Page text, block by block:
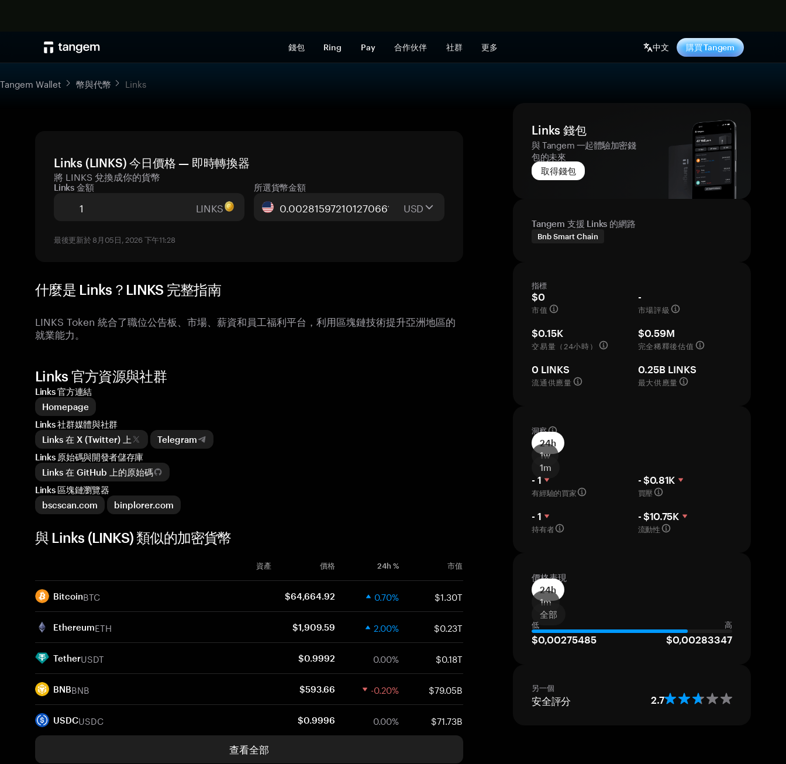
錢包 Ring Pay 合作伙伴 社群 更多 中文 購買 Tangem
Tangem Wallet 幣與代幣 Links
Links (LINKS) 今日價格 — 即時轉換器
將 LINKS 兌換成你的貨幣
Links 金額
LINKS
所選貨幣金額
USD
最後更新於 8月05日, 2026 下午11:28
什麼是 Links？LINKS 完整指南
LINKS Token 統合了職位公告板、市場、薪資和員工福利平台，利用區塊鏈技術提升亞洲地區的
就業能力。
Links 錢包
與 Tangem 一起體驗加密錢
包的未來
取得錢包
Tangem 支援 Links 的網路
Bnb Smart Chain
指標
$0
市值
-
市場評級
$0.15K
交易量（24小時）
$0.59M
完全稀釋後估值
0 LINKS
流通供應量
0.25B LINKS
最大供應量
洞察
24h
1w
1m
- 1
有經驗的買家
- $0.81K
買壓
- 1
持有者
- $10.75K
流動性
價格表現
24h
1m
全部
低 高
$0,00275485 $0,00283347
另一個
安全評分 2.7
Links 官方資源與社群
Links 官方連結
Homepage
Links 社群媒體與社群
Links 在 X (Twitter) 上
Telegram
Links 原始碼與開發者儲存庫
Links 在 GitHub 上的原始碼
Links 區塊鏈瀏覽器
bscscan.com
binplorer.com
與 Links (LINKS) 類似的加密貨幣
資產 價格 24h % 市值
BitcoinBTC $64,664.92 0.70% $1.30T
EthereumETH $1,909.59 2.00% $0.23T
TetherUSDT $0.9992 0.00% $0.18T
BNBBNB $593.66 -0.20% $79.05B
USDCUSDC $0.9996 0.00% $71.73B
查看全部